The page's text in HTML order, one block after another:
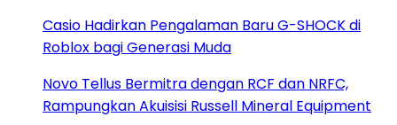
Casio Hadirkan Pengalaman Baru G-SHOCK di
Roblox bagi Generasi Muda
Novo Tellus Bermitra dengan RCF dan NRFC,
Rampungkan Akuisisi Russell Mineral Equipment